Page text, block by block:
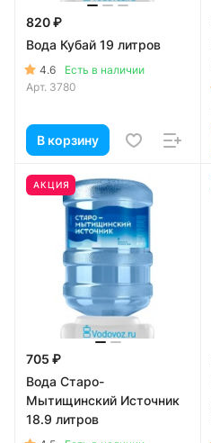
820 ₽
Вода Кубай 19 литров
4.6
Есть в наличии
Арт. 3780
В корзину
АКЦИЯ
705 ₽
Вода Старо-
Мытищинский Источник
18.9 литров